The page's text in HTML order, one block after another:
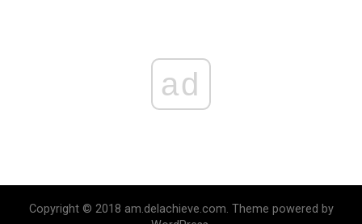
ad
Copyright © 2018 am.delachieve.com. Theme powered by